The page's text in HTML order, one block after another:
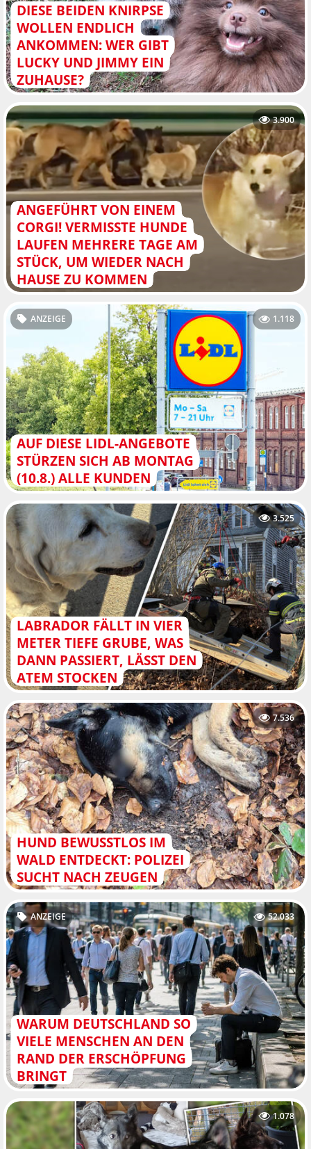
DIESE BEIDEN KNIRPSE
WOLLEN ENDLICH
ANKOMMEN: WER GIBT
LUCKY UND JIMMY EIN
ZUHAUSE?
ANGEFÜHRT VON EINEM
CORGI! VERMISSTE HUNDE
LAUFEN MEHRERE TAGE AM
STÜCK, UM WIEDER NACH
HAUSE ZU KOMMEN
3.900
AUF DIESE LIDL-ANGEBOTE
STÜRZEN SICH AB MONTAG
(10.8.) ALLE KUNDEN
ANZEIGE 1.118
LABRADOR FÄLLT IN VIER
METER TIEFE GRUBE, WAS
DANN PASSIERT, LÄSST DEN
ATEM STOCKEN
3.525
HUND BEWUSSTLOS IM
WALD ENTDECKT: POLIZEI
SUCHT NACH ZEUGEN
7.536
WARUM DEUTSCHLAND SO
VIELE MENSCHEN AN DEN
RAND DER ERSCHÖPFUNG
BRINGT
ANZEIGE 52.033
1.078